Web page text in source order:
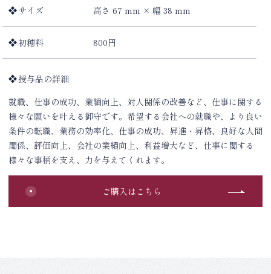
サイズ 高さ 67 mm × 幅 38 mm
初穂料 800円
授与品の詳細
就職、仕事の成功、業績向上、対人関係の改善など、仕事に関する
様々な願いを叶える御守です。希望する会社への就職や、より良い
条件の転職、業務の効率化、仕事の成功、昇進・昇格、良好な人間
関係、評価向上、会社の業績向上、利益増大など、仕事に関する
様々な事柄を支え、力を与えてくれます。
ご購入はこちら